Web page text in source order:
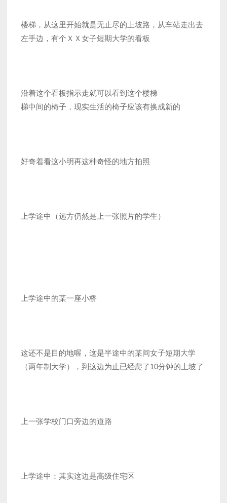
楼梯，从这里开始就是无止尽的上坡路，从车站走出去
左手边，有个ＸＸ女子短期大学的看板
沿着这个看板指示走就可以看到这个楼梯
梯中间的椅子，现实生活的椅子应该有换成新的
好奇着看这小明再这种奇怪的地方拍照
上学途中（远方仍然是上一张照片的学生）
上学途中的某一座小桥
这还不是目的地喔，这是半途中的某间女子短期大学
（两年制大学），到这边为止已经爬了10分钟的上坡了
上一张学校门口旁边的道路
上学途中：其实这边是高级住宅区